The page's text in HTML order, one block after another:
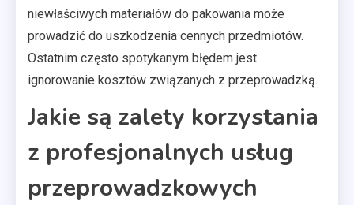
niewłaściwych materiałów do pakowania może
prowadzić do uszkodzenia cennych przedmiotów.
Ostatnim często spotykanym błędem jest
ignorowanie kosztów związanych z przeprowadzką.
Jakie są zalety korzystania
z profesjonalnych usług
przeprowadzkowych